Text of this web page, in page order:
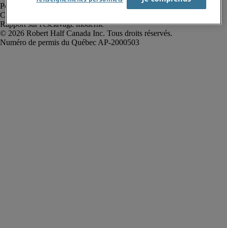
Politique de confidentialité
Conditions d’utilisation
Rapport sur l'esclavage moderne
Robert Half Canada Inc. Tous droits réservés.